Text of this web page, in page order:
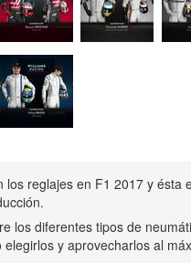
los reglajes en F1 2017 y ésta
los diferentes tipos de
y aprovecharlos al